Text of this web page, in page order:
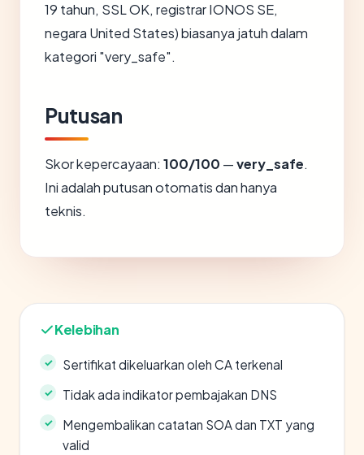
19 tahun, SSL OK, registrar IONOS SE,
negara United States) biasanya jatuh dalam
kategori "very_safe".
Putusan
Skor kepercayaan: 100/100 —very_safe.
Ini adalah putusan otomatis dan hanya
teknis.
Kelebihan
Sertifikat dikeluarkan oleh CA terkenal
Tidak ada indikator pembajakan DNS
Mengembalikan catatan SOA dan TXT yang
valid